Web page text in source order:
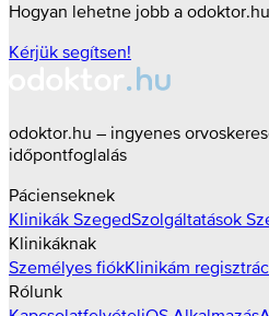
Hogyan lehetne jobb a
Kérjük segítsen!
odoktor.hu – ingyenes
időpontfoglalás
Pácienseknek
Klinikák SzegedSzolgáltatások
Klinikáknak
Személyes fiókKlinikám
Rólunk